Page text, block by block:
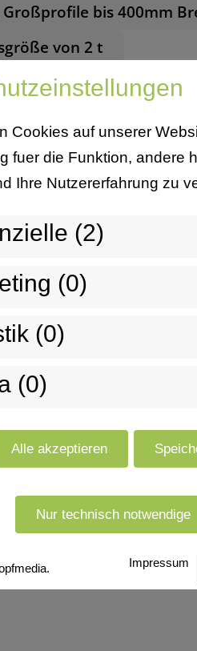
Cookies auf unserer
fuer die Funktion, andere
Ihre Nutzererfahrung zu
Essenzielle (2)
Marketing (0)
Statistik (0)
Media (0)
Alle akzeptieren
Nur technisch notwendige
Impressum
bis 400mm
von 2 t
Wir bei
meistern
Projekte
Jetzt